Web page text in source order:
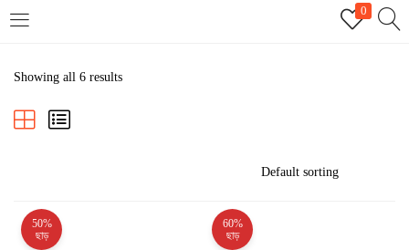
0
REGISTER
Showing all 6 results
50%
ছাড়
60%
ছাড়